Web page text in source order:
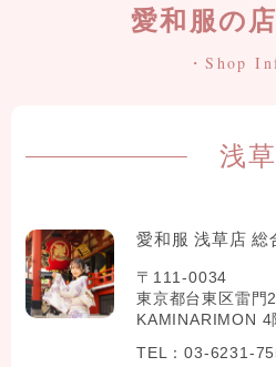
愛和服の
・Shop
浅草
愛和服 浅草店 総
〒111-0034
東京都台東区雷
KAMINARIMON 4
TEL：03-6231-